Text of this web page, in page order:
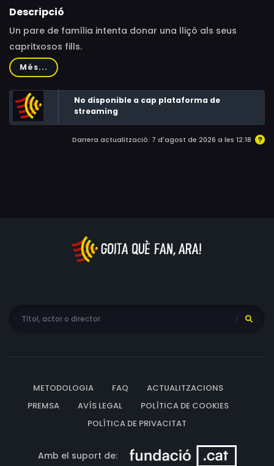
Catania, Alessandro Genovesi, Valeria Perri, Niccolò
Gustavo Caputo, Anna Cofano, Nicola Conversa, Piero
Madaro, Armando Quaranta, Maria Valentina Principi,
Saviana Scalfi, Sabina De Giorgi, Mario Lucarelli, Mirko
Mastrocinque, Donato Livieri, Marco Fanizzi, Giorgio
Consoli, Anna Madaro, Ilaria Castrì, Ilaria Galizia,
Gabriele Boscaino, Celeste Casciaro, Giovanni Bognetti
Descripció
Un pare de família intenta donar una lliçó als seus
capritxosos fills.
Més...
No disponible a cap plataforma de
streaming
Darrera actualització: 7 d'agost de 2026 a les 12:18
METODOLOGIA FAQ
ACTUALITZACIONS
PREMSA
AVÍS LEGAL
POLÍTICA DE COOKIES
POLÍTICA DE PRIVACITAT
Amb el suport de: